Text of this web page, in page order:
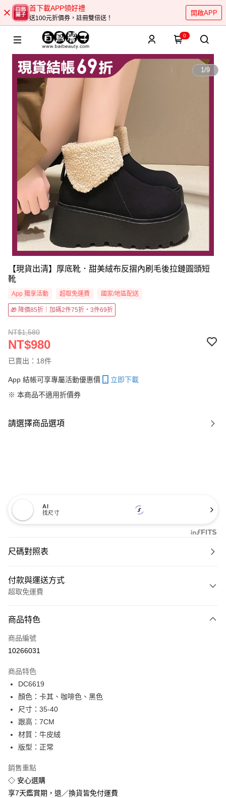
首下載APP領好禮
送100元折價券，註冊雙倍送！
開啟APP
0
1/9
【現貨出清】厚底靴．甜美絨布反摺內刷毛後拉鏈圓頭短
靴
App 獨享活動 超取免運費 國家/地區配送
🎁 降價85折｜加碼2件75折・3件69折
NT$1,580
NT$980
已賣出：18件
App 結帳可享專屬活動優惠價
立即下載
※ 本商品不適用折價券
請選擇商品選項
AI
找尺寸
尺碼對照表
付款與運送方式
超取免運費
信用卡一次付款
超商取貨付款
Apple Pay
街口支付
悠遊付
Google Pay
運送方式
商品特色
商品編號
10266031
商品特色
DC6619
顏色：卡其、咖啡色、黑色
尺寸：35-40
跟高：7CM
材質：牛皮絨
版型：正常
銷售重點
◇ 安心選購
享7天鑑賞期，退／換貨皆免付運費